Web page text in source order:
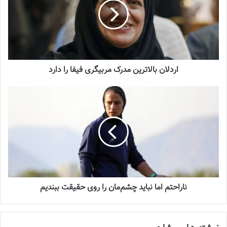
زنان
2023-12-24
دعوت آزمون از 30 بازیکن به اردوی تیم ملی
آینده درخشانی در انتظار فوتبال بانوان است
2022-12-10
وی در مورد سرمربی جدید تیم زنان پرسپولیس تصریح کرد: خانم آزمون
سرمربی تیم زنان، با سابقه مربیگری در تیم ملی، یکی از بهترین مربیان
کشور است و بنده نیز افتخار این را داشته‌ام که توسط ایشان به تیم ملی
ایران دعوت و زیر نظر ایشان فوتبال را ادامه دهم.
ثنا صادقیملی‌پوش زنان، سابقه حضور در تیم‌های شهرداری سیرجان،
اردلان بالاترین مدرک مربیگری فیفا را دارد
ناراحتم اما نباید چشم‌مان را روی حقیقت ببندیم